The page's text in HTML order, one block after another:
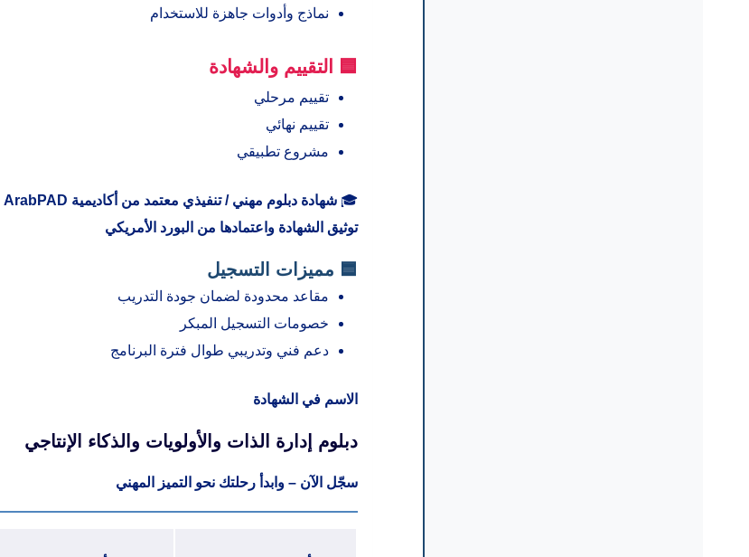
نماذج وأدوات جاهزة للاستخدام
🟦 التقييم والشهادة
تقييم مرحلي
تقييم نهائي
مشروع تطبيقي
🎓
توثيق الشهادة واعتمادها من البورد الأمريكي
🟦 مميزات التسجيل
مقاعد محدودة لضمان جودة التدريب
خصومات التسجيل المبكر
دعم فني وتدريبي طوال فترة البرنامج
الاسم في الشهادة
دبلوم إدارة الذات والأولويات والذكاء الإنتاجي
سجّل الآن – وابدأ رحلتك نحو التميز المهني